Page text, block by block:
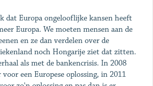
dat Europa ongelooflijke kansen heeft
Europa. We moeten mensen aan de
en ze dan verdelen over de
noch Hongarije ziet dat zitten.
als met de bankencrisis. In 2008
een Europese oplossing, in 2011